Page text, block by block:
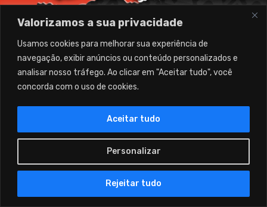
Valorizamos a sua privacidade
Usamos cookies para melhorar sua experiência de
navegação, exibir anúncios ou conteúdo personalizados e
analisar nosso tráfego. Ao clicar em "Aceitar tudo", você
concorda com o uso de cookies.
Personalizar
Rejeitar tudo
Aceitar tudo
Copyright © 2026 Associação Kickboxing
Fernando Paulo – Hosted by: